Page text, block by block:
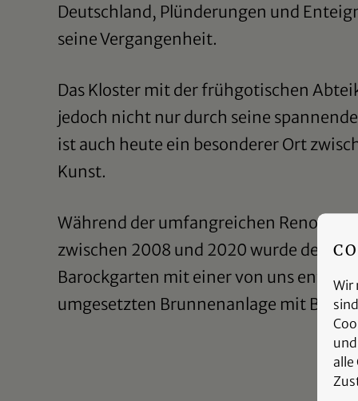
Deutschland, Plünderungen und
seine Vergangenheit.
Das Kloster mit der frühgotischen
jedoch nicht nur durch seine
ist auch heute ein besonderer Ort
Kunst.
Während der umfangreichen
zwischen 2008 und 2020 wurde der
Barockgarten mit einer von uns
umgesetzten Brunnenanlage mit
Wir
alle